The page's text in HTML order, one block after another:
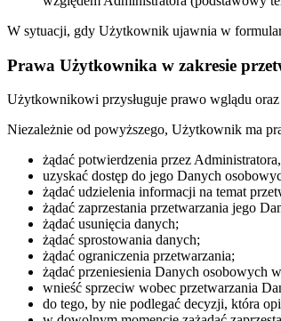
W sytuacji, gdy Użytkownik ujawnia w
Prawa Użytkownika w zakresie
Użytkownikowi przysługuje prawo wglądu
Niezależnie od powyższego, Użytkownik ma
żądać potwierdzenia przez
uzyskać dostęp do jego Danych
żądać udzielenia informacji na temat
żądać zaprzestania przetwarzania jego
żądać usunięcia danych;
żądać sprostowania danych;
żądać ograniczenia przetwarzania;
żądać przeniesienia Danych osobowych
wnieść sprzeciw wobec przetwarzania
do tego, by nie podlegać decyzji, która